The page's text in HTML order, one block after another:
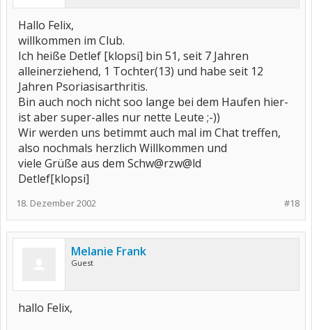
Hallo Felix,
willkommen im Club.
Ich heiße Detlef [klopsi] bin 51, seit 7 Jahren
alleinerziehend, 1 Tochter(13) und habe seit 12
Jahren Psoriasisarthritis.
Bin auch noch nicht soo lange bei dem Haufen hier-
ist aber super-alles nur nette Leute ;-))
Wir werden uns betimmt auch mal im Chat treffen,
also nochmals herzlich Willkommen und
viele Grüße aus dem Schw@rzw@ld
Detlef[klopsi]
#18
18. Dezember 2002
Melanie Frank
Guest
hallo Felix,